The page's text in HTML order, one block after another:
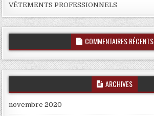
VÊTEMENTS PROFESSIONNELS
COMMENTAIRES RÉCENTS
ARCHIVES
novembre 2020